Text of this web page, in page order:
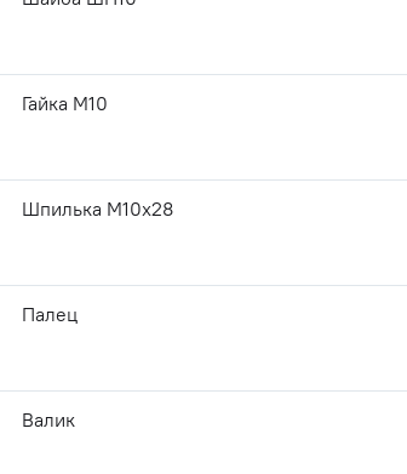
Гайка М10
Шпилька М10х28
Палец
Валик